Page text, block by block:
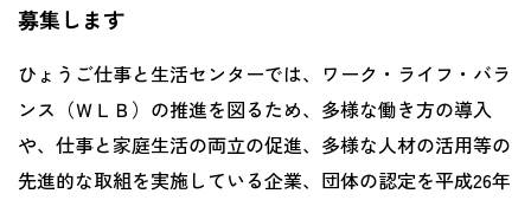
募集します
ひょうご仕事と生活センターでは、ワーク・ライフ・バラ
ンス（ＷＬＢ）の推進を図るため、多様な働き方の導入
や、仕事と家庭生活の両立の促進、多様な人材の活用等の
先進的な取組を実施している企業、団体の認定を平成26年